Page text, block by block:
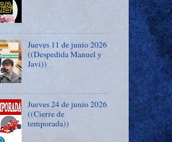
Jueves 11 de junio 2026
((Despedida Manuel y
Javi))
Jueves 24 de junio 2026
((Cierre de
temporada))